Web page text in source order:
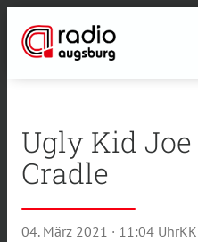
Ugly Kid
Cradle
04. März 2021 · 11:04 Uhr